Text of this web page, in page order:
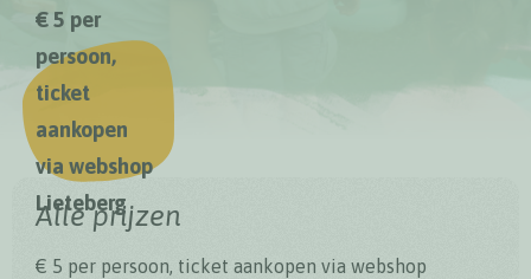
€ 5 per
persoon,
ticket
aankopen
via webshop
Lieteberg
Alle prijzen
€ 5 per persoon, ticket aankopen via webshop